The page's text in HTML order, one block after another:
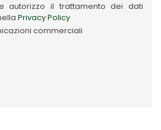
autorizzo il trattamento dei dati
Privacy Policy
commerciali